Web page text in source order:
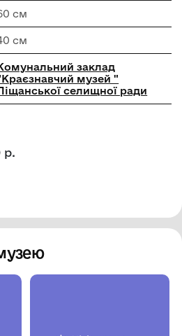
см
см
заклад
музей "
селищної ради
р.